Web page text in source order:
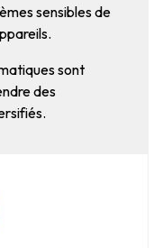
sensibles de
sont
des